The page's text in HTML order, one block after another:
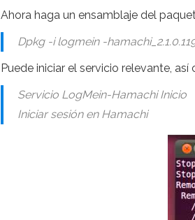
Ahora haga un ensamblaje del
Dpkg -i logmein -
Puede iniciar el servicio relevante,
Servicio LogMein-Hamachi Inicio
Iniciar sesión en Hamachi